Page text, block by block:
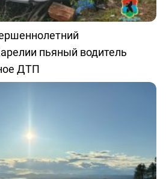
пьяный водитель
ДТП